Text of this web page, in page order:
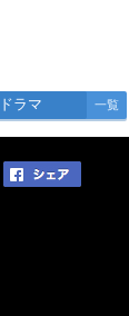
ドラマ 一覧